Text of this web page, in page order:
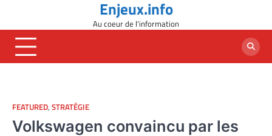
content
Enjeux.info
Au coeur de l'information
FEATURED, STRATÉGIE
Volkswagen convaincu par les